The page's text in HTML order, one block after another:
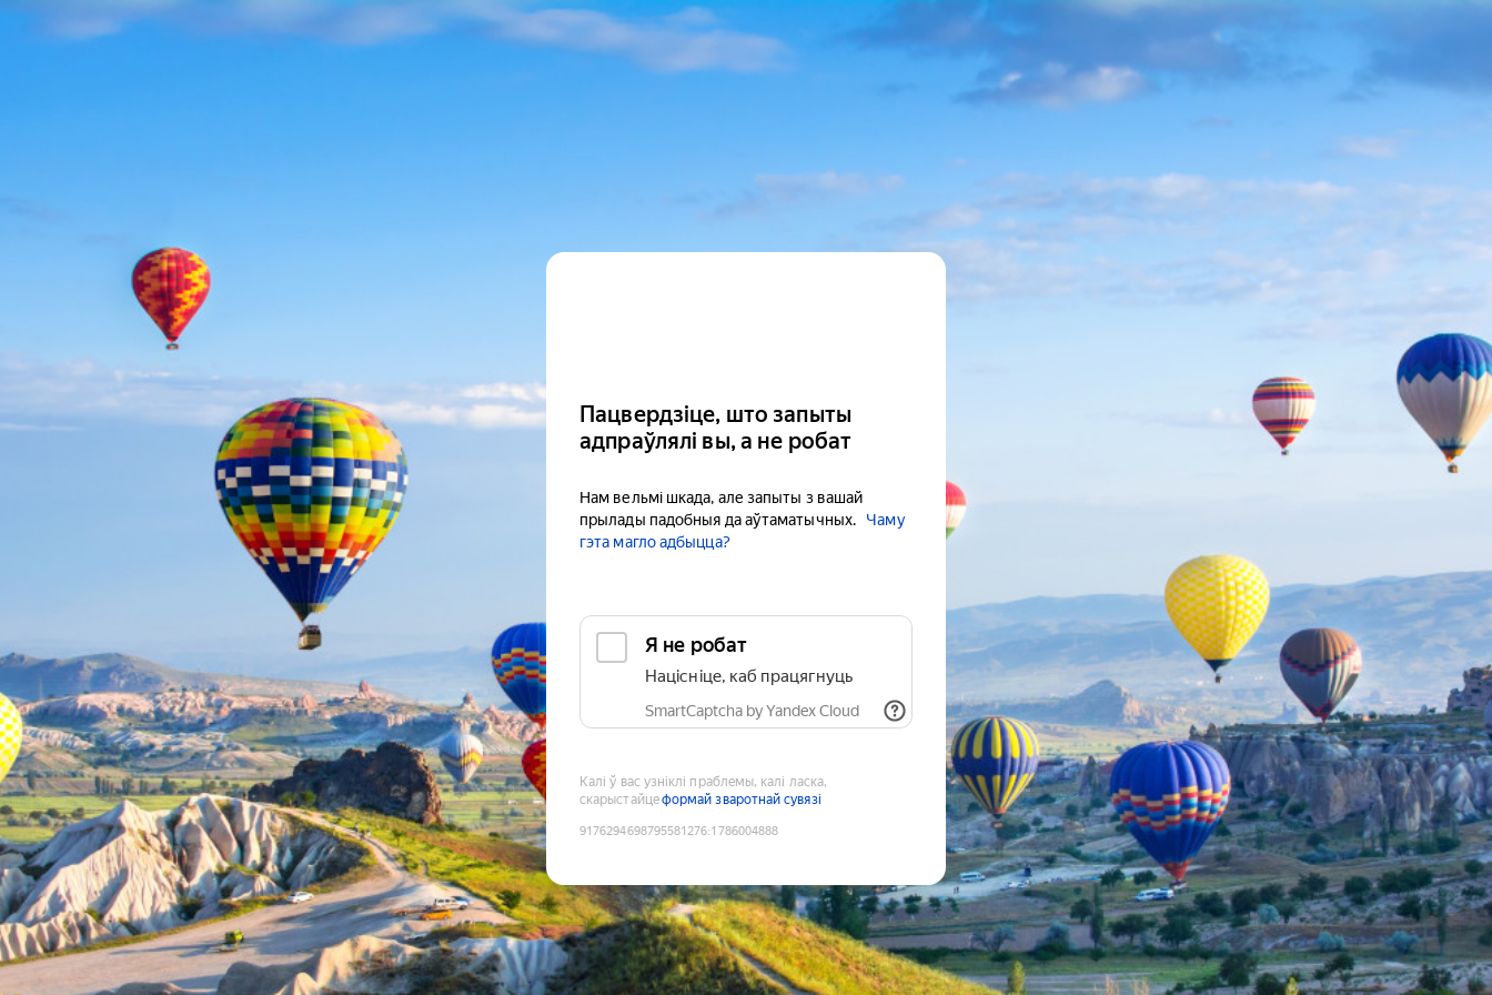
Пацвердзіце, што запыты
адпраўлялі вы, а не робат
Нам вельмі шкада, але запыты з вашай
прылады падобныя да аўтаматычных.
Чаму
гэта магло адбыцца?
Я не робат
Націсніце, каб працягнуць
SmartCaptcha by Yandex Cloud
Калі ў вас узніклі праблемы, калі ласка,
скарыстайцеформай зваротнай сувязі
9176294698795581276:1786004888